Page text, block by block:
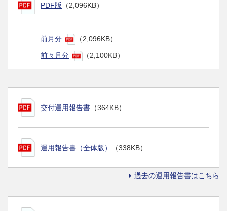
PDF版 （2,096KB）
前月分 （2,096KB）
前々月分 （2,100KB）
交付運用報告書 （364KB）
運用報告書（全体版） （338KB）
過去の運用報告書はこちら